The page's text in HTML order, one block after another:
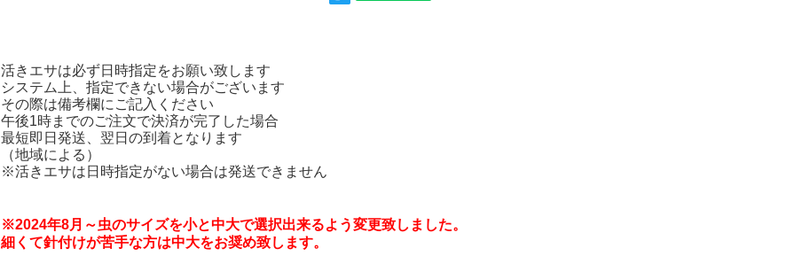
活きエサは必ず日時指定をお願い致します
システム上、指定できない場合がございます
その際は備考欄にご記入ください
午後1時までのご注文で決済が完了した場合
最短即日発送、翌日の到着となります
（地域による）
※活きエサは日時指定がない場合は発送できません
※2024年8月～虫のサイズを小と中大で選択出来るよう変更致しました。
細くて針付けが苦手な方は中大をお奨め致します。